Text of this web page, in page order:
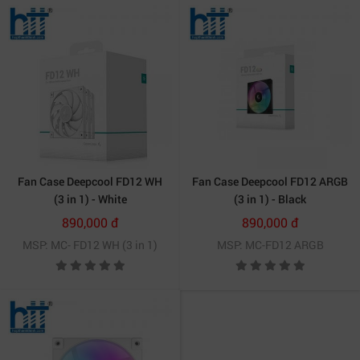
Với tốc độ quay tối đa lên đến
Fan Case Deepcool FD12 WH
(3 in 1) - White
890,000 đ
MSP: MC- FD12 WH (3 in 1)
Fan Case Deepcool FD12 ARGB
(3 in 1) - Black
890,000 đ
MSP: MC-FD12 ARGB